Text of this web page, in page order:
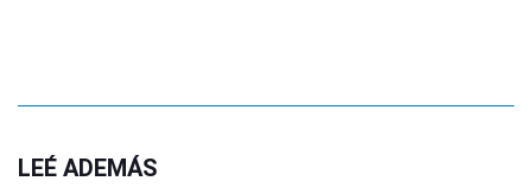
LEÉ ADEMÁS